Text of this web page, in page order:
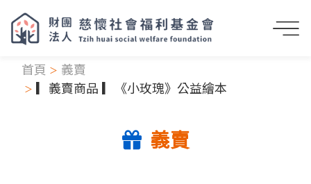
首頁
義賣
▎義賣商品 ▎《小玫瑰》公益繪本
義賣